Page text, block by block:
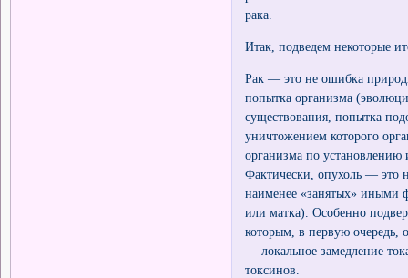
рака.
Итак, подведем некоторые
Рак — это не ошибка
попытка организма
существования, попытка
уничтожением которого
организма по установлению
Фактически, опухоль — это
наименее «занятых» иными
или матка). Особенно
которым, в первую очередь,
— локальное замедление
токсинов.